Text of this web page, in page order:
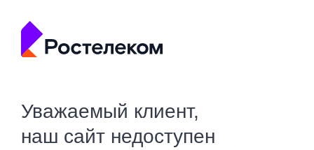
Уважаемый клиент,
наш сайт недоступен